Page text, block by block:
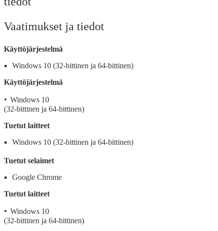
Vaatimukset ja tiedot
Käyttöjärjestelmä
Windows 10 (32-bittinen ja 64-bittinen)
Käyttöjärjestelmä
• Windows 10
(32-bittinen ja 64-bittinen)
Tuetut laitteet
Windows 10 (32-bittinen ja 64-bittinen)
Tuetut selaimet
Google Chrome
Tuetut laitteet
• Windows 10
(32-bittinen ja 64-bittinen)